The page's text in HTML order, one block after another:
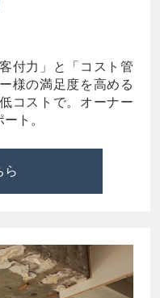
付力」と「コスト管
様の満足度を高める
コストで。オーナー
ト。
ら